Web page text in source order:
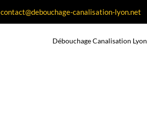
contact@debouchage-canalisation-lyon.net
Débouchage Canalisation Lyon